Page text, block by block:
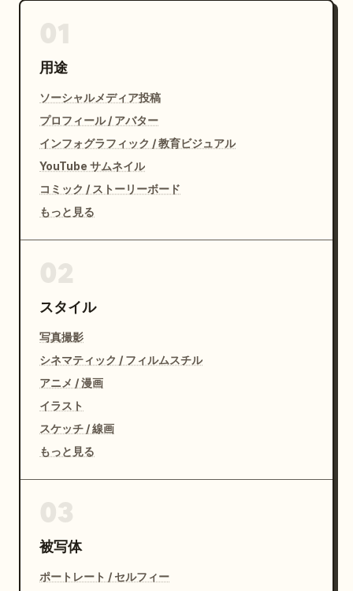
用途
ソーシャルメディア投稿
プロフィール / アバター
インフォグラフィック / 教育ビジュアル
YouTube サムネイル
コミック / ストーリーボード
もっと見る
スタイル
写真撮影
シネマティック / フィルムスチル
アニメ / 漫画
イラスト
スケッチ / 線画
もっと見る
被写体
ポートレート / セルフィー